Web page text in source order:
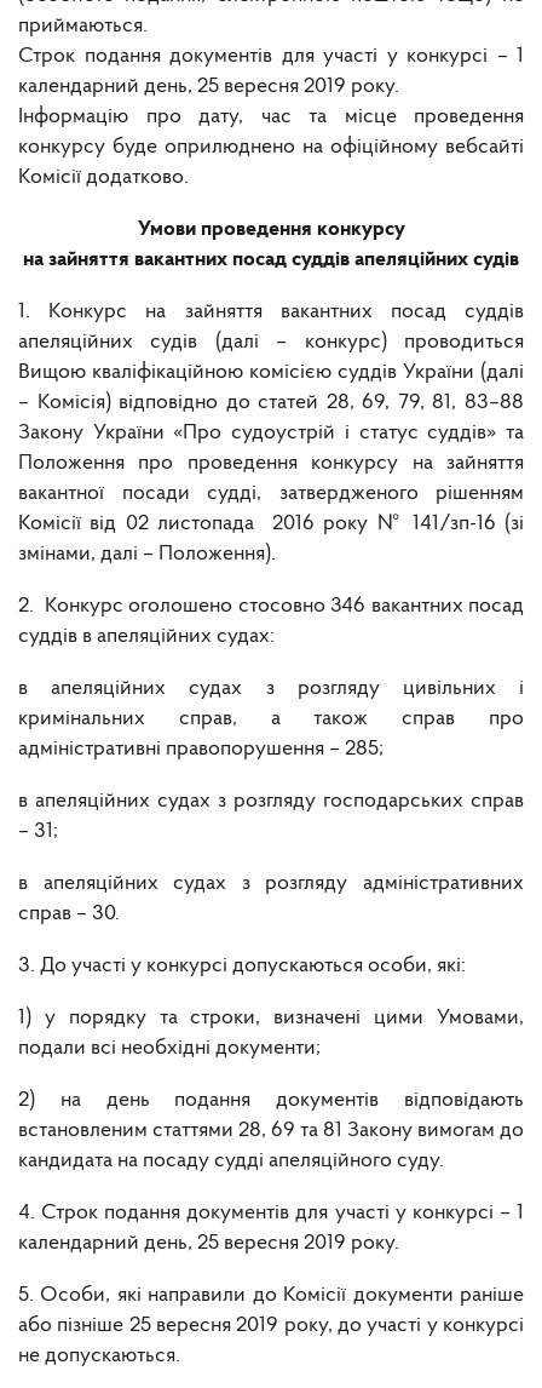
приймаються.
Строк подання документів для участі у конкурсі – 1
календарний день, 25 вересня 2019 року.
Інформацію про дату, час та місце проведення
конкурсу буде оприлюднено на офіційному вебсайті
Комісії додатково.
Умови проведення конкурсу
на зайняття вакантних посад суддів апеляційних судів
1. Конкурс на зайняття вакантних посад суддів
апеляційних судів (далі – конкурс) проводиться
Вищою кваліфікаційною комісією суддів України (далі
– Комісія) відповідно до статей 28, 69, 79, 81, 83–88
Закону України «Про судоустрій і статус суддів» та
Положення про проведення конкурсу на зайняття
вакантної посади судді, затвердженого рішенням
Комісії від 02 листопада 2016 року № 141/зп-16 (зі
змінами, далі – Положення).
2. Конкурс оголошено стосовно 346 вакантних посад
суддів в апеляційних судах:
в апеляційних судах з розгляду цивільних і
кримінальних справ, а також справ про
адміністративні правопорушення – 285;
в апеляційних судах з розгляду господарських справ
– 31;
в апеляційних судах з розгляду адміністративних
справ – 30.
3. До участі у конкурсі допускаються особи, які:
1) у порядку та строки, визначені цими Умовами,
подали всі необхідні документи;
2) на день подання документів відповідають
встановленим статтями 28, 69 та 81 Закону вимогам до
кандидата на посаду судді апеляційного суду.
4. Строк подання документів для участі у конкурсі – 1
календарний день, 25 вересня 2019 року.
5. Особи, які направили до Комісії документи раніше
або пізніше 25 вересня 2019 року, до участі у конкурсі
не допускаються.